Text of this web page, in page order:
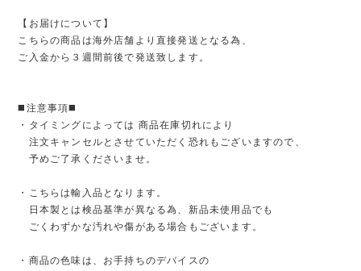
【お届けについて】
こちらの商品は海外店舗より直接発送となる為、
ご入金から３週間前後で発送致します。
◼️注意事項◼️
・タイミングによっては 商品在庫切れにより
注文キャンセルとさせていただく恐れもございますので、
予めご了承くださいませ。
・こちらは輸入品となります。
日本製とは検品基準が異なる為、新品未使用品でも
ごくわずかな汚れや傷がある場合もございます。
・商品の色味は、お手持ちのデバイスの